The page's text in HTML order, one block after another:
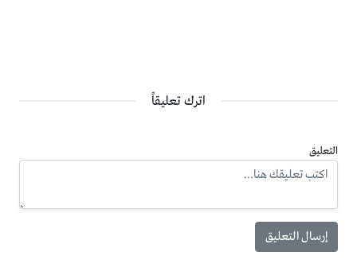
ومساعدتهم على تلبية احتياجات اسرهم خلال فترة العيد.
وقال مدير عام المؤسسة اللواء الركن المتقاعد عدنان الرقاد ان
القرار ياتي ضمن النهج الاجتماعي والانسانی الذي تتبعه المؤسسة،
وحرصها المستمر على دعم رفاق السلاح تقديرا لتضحياتهم
وجهودهم في خدمة الوطن.
اترك تعليقاً
التعليق